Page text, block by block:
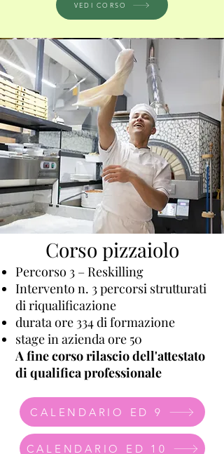
VEDI CORSO
Corso pizzaiolo
Percorso 3 – Reskilling
Intervento n. 3 percorsi strutturati
di riqualificazione
durata ore 334 di formazione
stage in azienda ore 50
A fine corso rilascio dell'attestato
di qualifica professionale
CALENDARIO ED 9
CALENDARIO ED 10